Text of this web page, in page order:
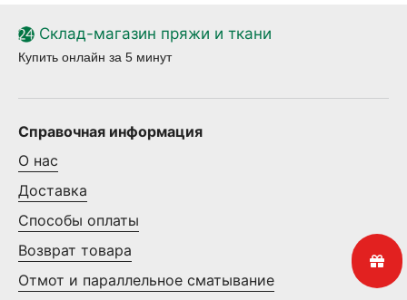
Склад-магазин пряжи и ткани
Купить онлайн за 5 минут
Справочная информация
О нас
Доставка
Способы оплаты
Возврат товара
Отмот и параллельное сматывание